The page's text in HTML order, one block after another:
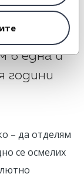
в една и
години
– да отделям
се осмелих